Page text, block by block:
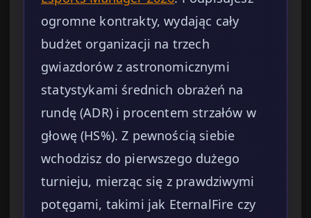
ogromne kontrakty, wydając cały
budżet organizacji na trzech
gwiazdorów z astronomicznymi
statystykami średnich obrażeń na
rundę (ADR) i procentem strzałów w
głowę (HS%). Z pewnością siebie
wchodzisz do pierwszego dużego
turnieju, mierząc się z prawdziwymi
potęgami, takimi jak EternalFire czy